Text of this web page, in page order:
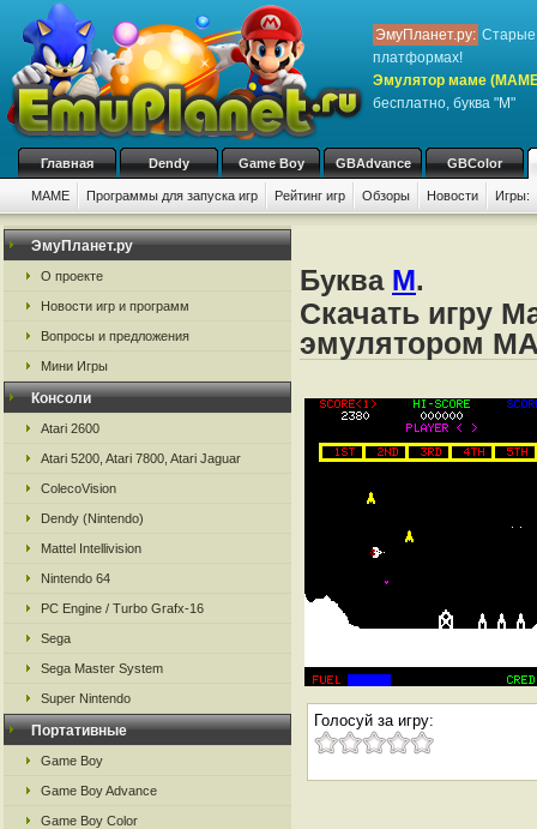
ЭмуПланет.ру: Старые
платформах!
Эмулятор маме
бесплатно, буква "M"
Главная Dendy Game Boy GBAdvance GBColor
MAME Программы для запуска игр Рейтинг игр Обзоры Новости Игры:
ЭмуПланет.ру
О проекте
Новости игр и программ
Вопросы и предложения
Мини Игры
Консоли
Atari 2600
Atari 5200, Atari 7800, Atari Jaguar
ColecoVision
Dendy (Nintendo)
Mattel Intellivision
Nintendo 64
PC Engine / Turbo Grafx-16
Sega
Sega Master System
Super Nintendo
Портативные
Game Boy
Game Boy Advance
Game Boy Color
Буква M.
Скачать игру
эмулятором
Голосуй за игру: